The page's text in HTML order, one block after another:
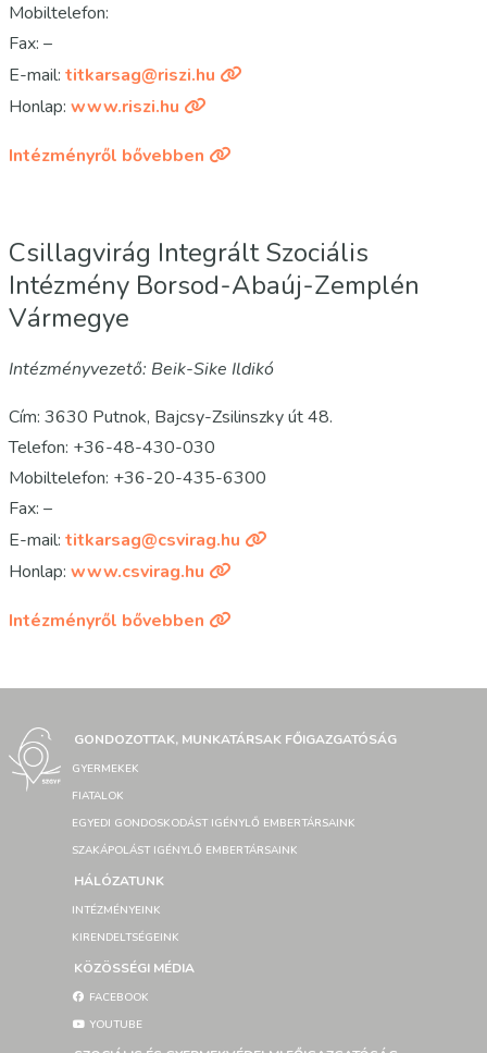
Mobiltelefon:
Fax: –
E-mail: titkarsag@riszi.hu
Honlap: www.riszi.hu
Intézményről bővebben
Csillagvirág Integrált Szociális
Intézmény Borsod-Abaúj-Zemplén
Vármegye
Intézményvezető: Beik-Sike Ildikó
Cím: 3630 Putnok, Bajcsy-Zsilinszky út 48.
Telefon: +36-48-430-030
Mobiltelefon: +36-20-435-6300
Fax: –
E-mail: titkarsag@csvirag.hu
Honlap: www.csvirag.hu
Intézményről bővebben
GONDOZOTTAK, MUNKATÁRSAK FŐIGAZGATÓSÁG
GYERMEKEK
FIATALOK
EGYEDI GONDOSKODÁST IGÉNYLŐ EMBERTÁRSAINK
SZAKÁPOLÁST IGÉNYLŐ EMBERTÁRSAINK
HÁLÓZATUNK
INTÉZMÉNYEINK
KIRENDELTSÉGEINK
KÖZÖSSÉGI MÉDIA
FACEBOOK
YOUTUBE